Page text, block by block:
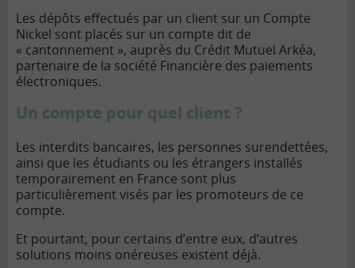
Les dépôts effectués par un client sur un Compte
Nickel sont placés sur un compte dit de
« cantonnement », auprès du Crédit Mutuel Arkéa,
partenaire de la société Financière des paiements
électroniques.
Un compte pour quel client ?
Les interdits bancaires, les personnes surendettées,
ainsi que les étudiants ou les étrangers installés
temporairement en France sont plus
particulièrement visés par les promoteurs de ce
compte.
Et pourtant, pour certains d’entre eux, d’autres
solutions moins onéreuses existent déjà.